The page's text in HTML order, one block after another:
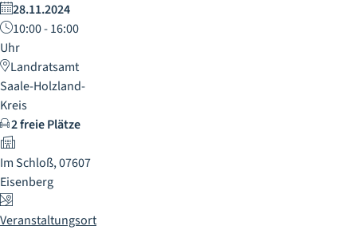
28.11.2024
10:00 - 16:00
Uhr
Landratsamt
Saale-Holzland-
Kreis
2 freie Plätze
Im Schloß, 07607
Eisenberg
Veranstaltungsort